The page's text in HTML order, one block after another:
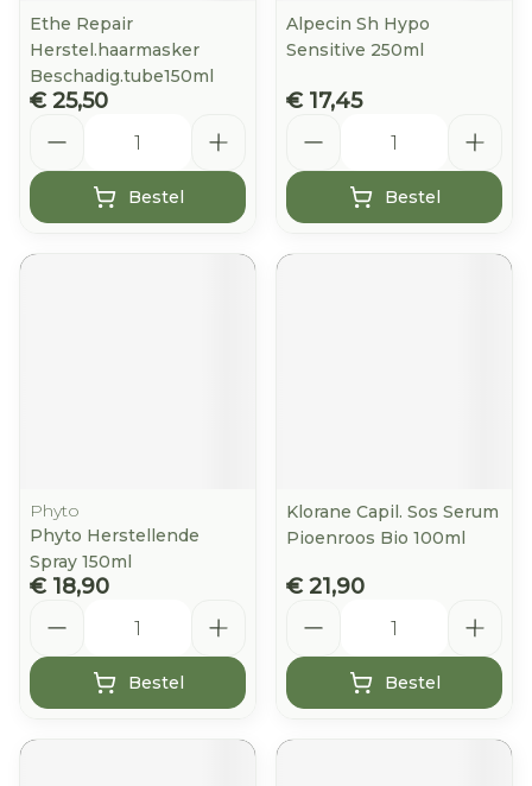
Ethe Repair
Herstel.haarmasker
Beschadig.tube150ml
€ 25,50
Bestel
Alpecin Sh Hypo
Sensitive 250ml
€ 17,45
Bestel
Phyto
Phyto Herstellende
Spray 150ml
€ 18,90
Bestel
Klorane Capil. Sos Serum
Pioenroos Bio 100ml
€ 21,90
Bestel